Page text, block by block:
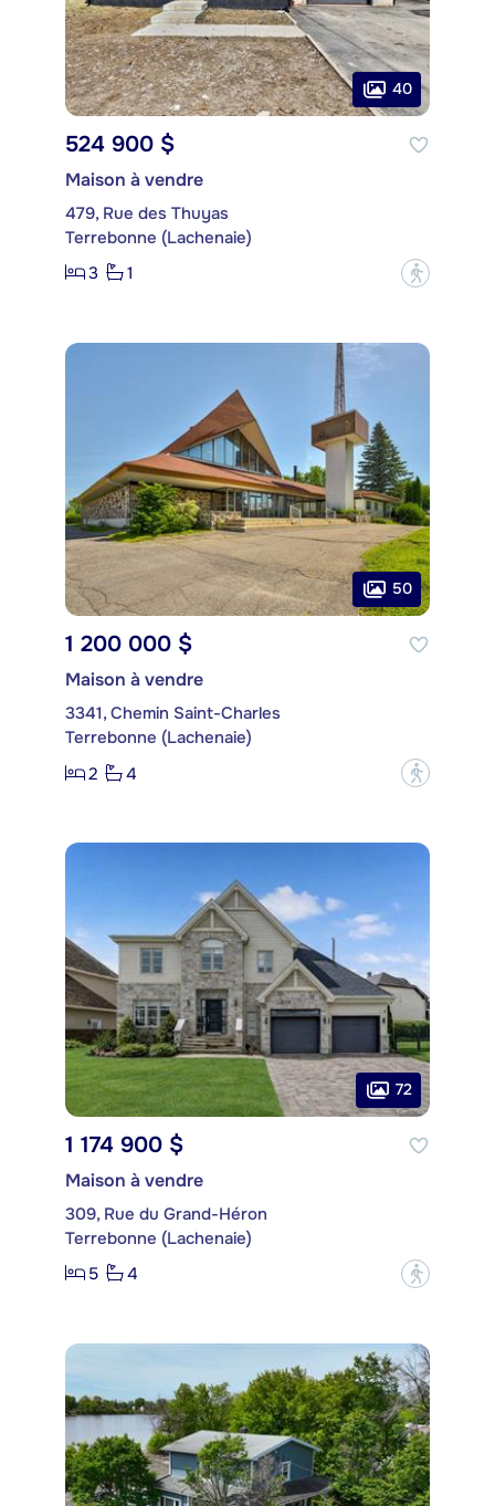
40
524 900 $
Maison à vendre
479, Rue des Thuyas
Terrebonne (Lachenaie)
3
1 ?
50
1 200 000 $
Maison à vendre
3341, Chemin Saint-Charles
Terrebonne (Lachenaie)
2
4 ?
72
1 174 900 $
Maison à vendre
309, Rue du Grand-Héron
Terrebonne (Lachenaie)
5
4 ?